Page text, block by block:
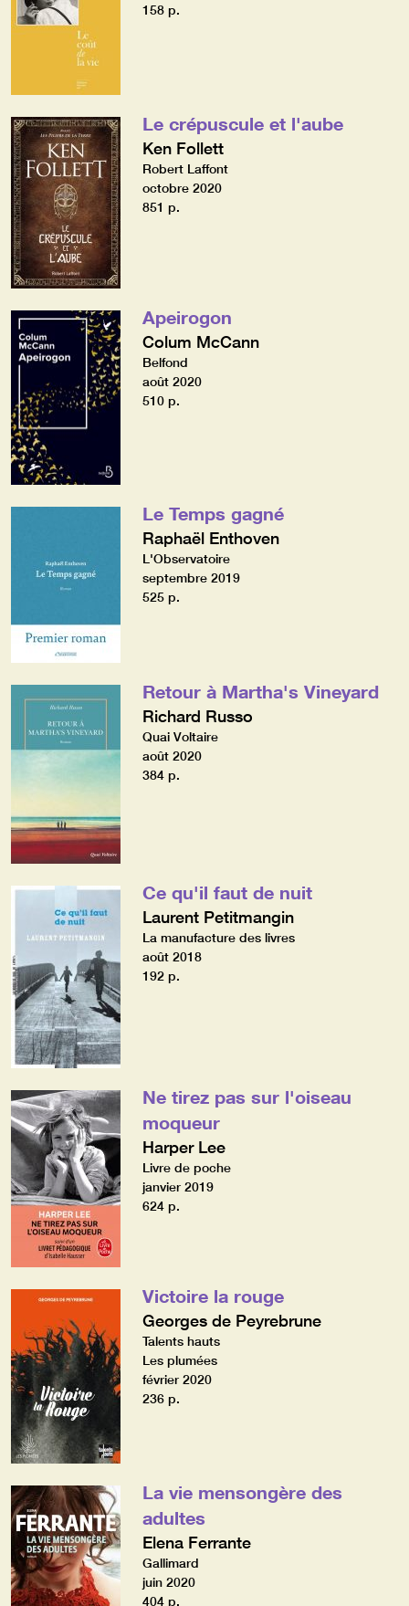
158 p.
Le crépuscule et l'aube
Ken Follett
Robert Laffont
octobre 2020
851 p.
Apeirogon
Colum McCann
Belfond
août 2020
510 p.
Le Temps gagné
Raphaël Enthoven
L'Observatoire
septembre 2019
525 p.
Retour à Martha's Vineyard
Richard Russo
Quai Voltaire
août 2020
384 p.
Ce qu'il faut de nuit
Laurent Petitmangin
La manufacture des livres
août 2018
192 p.
Ne tirez pas sur l'oiseau
moqueur
Harper Lee
Livre de poche
janvier 2019
624 p.
Victoire la rouge
Georges de Peyrebrune
Talents hauts
Les plumées
février 2020
236 p.
La vie mensongère des
adultes
Elena Ferrante
Gallimard
juin 2020
404 p.